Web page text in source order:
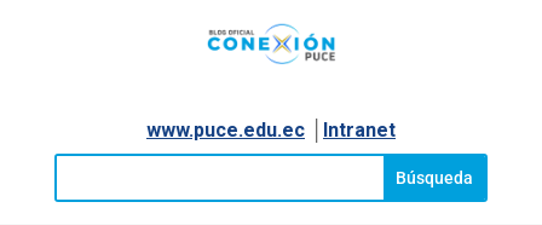
www.puce.edu.ec│ Intranet